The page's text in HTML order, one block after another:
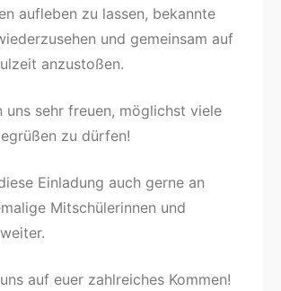
aufleben zu lassen, bekannte
und gemeinsam auf
anzustoßen.
uns sehr freuen, möglichst viele
zu dürfen!
Einladung auch gerne an
Mitschülerinnen und
auf euer zahlreiches Kommen!